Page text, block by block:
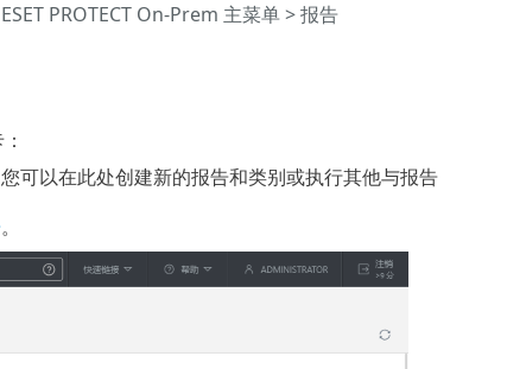
ESET PROTECT On-Prem 主菜单> 报告
可以在此处创建新的报告和类别或执行其他与报告
。